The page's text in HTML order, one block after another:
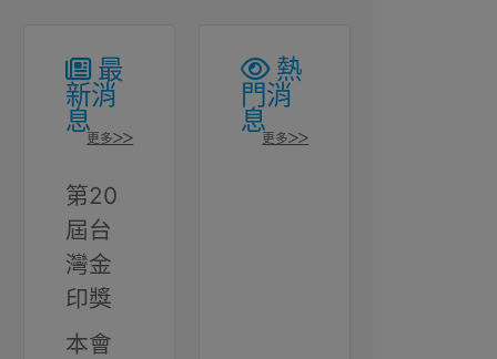
最
新消
息
更多>>
第20
屆台
灣金
印獎
本會
熱
門消
息
更多>>